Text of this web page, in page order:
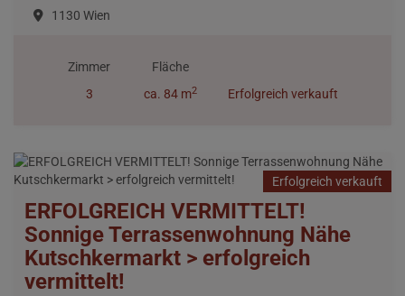
1130 Wien
Zimmer
3
Fläche
ca. 84 m2 Erfolgreich verkauft
Erfolgreich verkauft
ERFOLGREICH VERMITTELT!
Sonnige Terrassenwohnung Nähe
Kutschkermarkt > erfolgreich
vermittelt!